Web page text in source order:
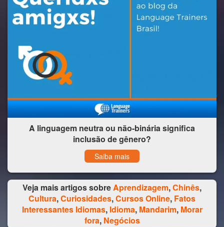
A linguagem neutra ou não-binária significa
inclusão de gênero?
Saiba mais
Veja mais artigos sobreAprendizagem,Chinês,
Cultura,Curiosidades,Cursos Online, Fatos
Interessantes Idiomas, Idioma, Mandarim, Morar
fora, Negócios